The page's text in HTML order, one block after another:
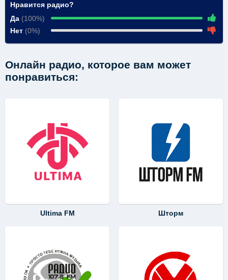
Нравится радио?
Да (100%)
Нет (0%)
Онлайн радио, которое вам может
понравиться:
Ultima FM Шторм